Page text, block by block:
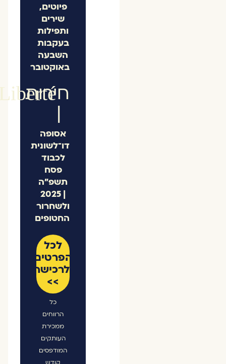
פיוטים,
שירים
ותפילות
בעקבות
השבעה
באוקטובר
חירות
Liberté
אסופה
דו־לשונית
לכבוד
פסח
תשפ"ה
| 2025
ולשחרור
החטופים
לכל
הפרטים
ולרכישה
>>
כל
הרווחים
ממכירת
העותקים
המודפסים
קודש